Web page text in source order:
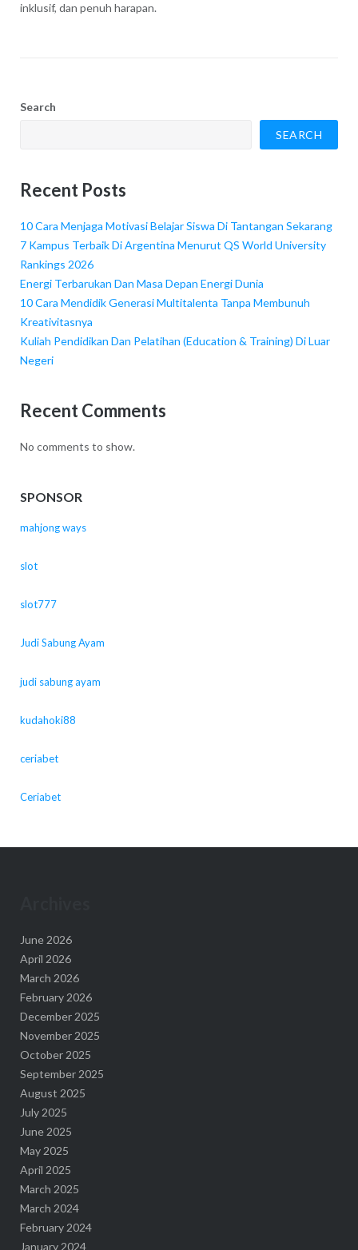
inklusif, dan penuh harapan.
Search
SEARCH
Recent Posts
10 Cara Menjaga Motivasi Belajar Siswa Di Tantangan Sekarang
7 Kampus Terbaik Di Argentina Menurut QS World University
Rankings 2026
Energi Terbarukan Dan Masa Depan Energi Dunia
10 Cara Mendidik Generasi Multitalenta Tanpa Membunuh
Kreativitasnya
Kuliah Pendidikan Dan Pelatihan (Education & Training) Di Luar
Negeri
Recent Comments
No comments to show.
SPONSOR
mahjong ways
slot
slot777
Judi Sabung Ayam
judi sabung ayam
kudahoki88
ceriabet
Ceriabet
June 2026
April 2026
March 2026
February 2026
December 2025
November 2025
October 2025
September 2025
August 2025
July 2025
June 2025
May 2025
April 2025
March 2025
March 2024
February 2024
January 2024